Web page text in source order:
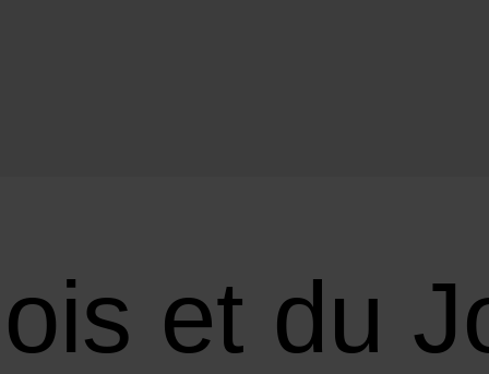
et du